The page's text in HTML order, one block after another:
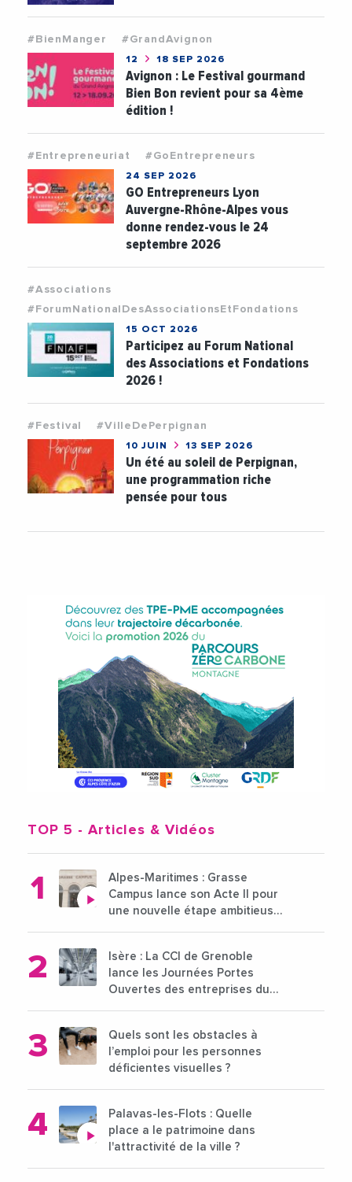
#BienManger #GrandAvignon
12 18 SEP 2026
Avignon : Le Festival gourmand
Bien Bon revient pour sa 4ème
édition !
#Entrepreneuriat #GoEntrepreneurs
24 SEP 2026
GO Entrepreneurs Lyon
Auvergne-Rhône-Alpes vous
donne rendez-vous le 24
septembre 2026
#Associations
#ForumNationalDesAssociationsEtFondations
15 OCT 2026
Participez au Forum National
des Associations et Fondations
2026 !
#Festival #VilleDePerpignan
10 JUIN 13 SEP 2026
Un été au soleil de Perpignan,
une programmation riche
pensée pour tous
TOP 5 - Articles & Vidéos
Alpes-Maritimes : Grasse
Campus lance son Acte II pour
une nouvelle étape ambitieuse
Isère : La CCI de Grenoble
lance les Journées Portes
Ouvertes des entreprises du
Quels sont les obstacles à
l’emploi pour les personnes
déficientes visuelles ?
Palavas-les-Flots : Quelle
place a le patrimoine dans
l'attractivité de la ville ?